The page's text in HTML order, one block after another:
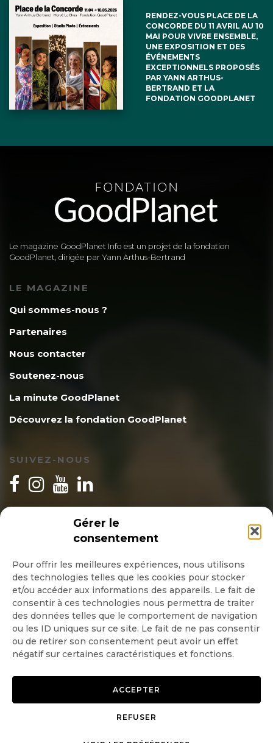
Gérer le
consentement
Pour offrir les meilleures expériences, nous utilisons
des technologies telles que les cookies pour stocker
et/ou accéder aux informations des appareils. Le fait de
consentir à ces technologies nous permettra de traiter
des données telles que le comportement de navigation
ou les ID uniques sur ce site. Le fait de ne pas consentir
ou de retirer son consentement peut avoir un effet
négatif sur certaines caractéristiques et fonctions.
ACCEPTER
REFUSER
RENDEZ-VOUS PLACE DE LA
CONCORDE DU 11 AVRIL AU 10
MAI POUR VIVRE ENSEMBLE,
UNE EXPOSITION ET DES
ÉVÉNEMENTS
EXCEPTIONNELS PROPOSÉS
PAR YANN ARTHUS-
BERTRAND ET LA
FONDATION GOODPLANET
Le magazine GoodPlanet Info est un projet de la fondation
GoodPlanet, dirigée par Yann Arthus-Bertrand
LE MAGAZINE
Qui sommes-nous ?
Partenaires
Nous contacter
Soutenez-nous
La minute GoodPlanet
Découvrez la fondation GoodPlanet
SUIVEZ-NOUS
INSCRIPTION NEWSLETTER
Quotidienne
Hebdo
OK